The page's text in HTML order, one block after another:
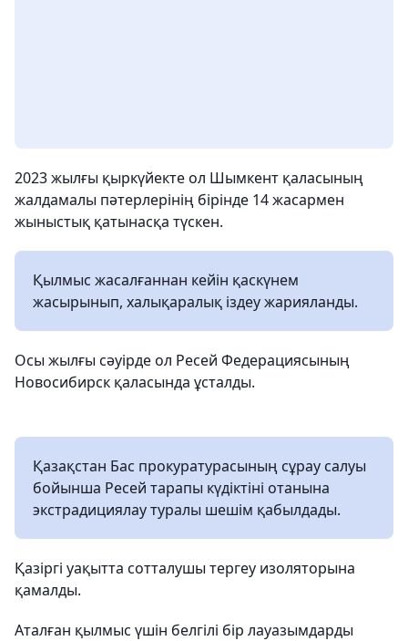
2023 жылғы қыркүйекте ол Шымкент қаласының
жалдамалы пәтерлерінің бірінде 14 жасармен
жыныстық қатынасқа түскен.
Қылмыс жасалғаннан кейін қаскүнем
жасырынып, халықаралық іздеу жарияланды.
Осы жылғы сәуірде ол Ресей Федерациясының
Новосибирск қаласында ұсталды.
Қазақстан Бас прокуратурасының сұрау салуы
бойынша Ресей тарапы күдіктіні отанына
экстрадициялау туралы шешім қабылдады.
Қазіргі уақытта сотталушы тергеу изоляторына
қамалды.
Аталған қылмыс үшін белгілі бір лауазымдарды